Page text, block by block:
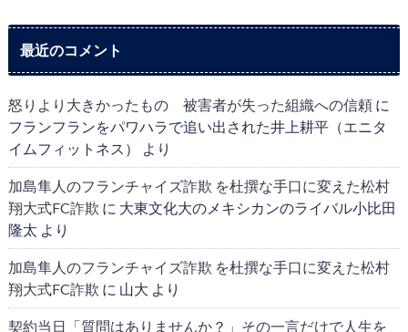
最近のコメント
怒りより大きかったもの 被害者が失った組織への信頼に
フランフランをパワハラで追い出された井上耕平（エニタ
イムフィットネス）
より
加島隼人のフランチャイズ詐欺 を杜撰な手口に変えた松村
翔大式FC詐欺 に 大東文化大のメキシカンのライバル小比田
隆太 より
加島隼人のフランチャイズ詐欺 を杜撰な手口に変えた松村
翔大式FC詐欺 に 山大 より
契約当日「質問はありませんか？」その一言だけで人生を